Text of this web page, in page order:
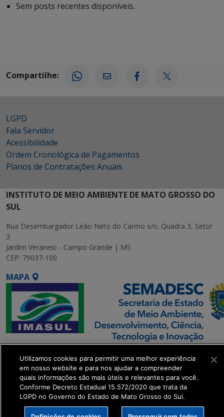
Sem posts recentes disponíveis.
Compartilhe:
LGPD
Fala Servidor
Acessibilidade
Ordem Cronológica de Pagamentos
Planos de Contratações Anuais
INSTITUTO DE MEIO AMBIENTE DE MATO GROSSO DO
SUL
Rua Desembargador Leão Neto do Carmo s/n, Quadra 3, Setor
3
Jardim Veraneio - Campo Grande | MS
CEP: 79037-100
MAPA
SETDIG | Secretaria-
Executiva de
Transformação Digital
get_footer();
Utilizamos cookies para permitir uma melhor experiência
em nosso website e para nos ajudar a compreender
quais informações são mais úteis e relevantes para você.
Conforme Decreto Estadual 15.572/2020 que trata da
LGPD no Governo do Estado de Mato Grosso do Sul.